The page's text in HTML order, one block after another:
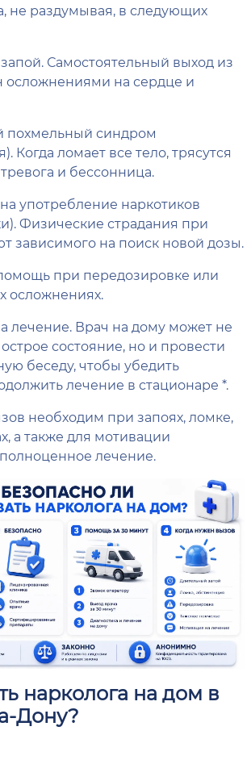
не раздумывая, в следующих
Самостоятельный выход из
осложнениями на сердце и
синдром
Когда ломает все тело, трясутся
и бессонница.
употребление наркотиков
Физические страдания при
зависимого на поиск новой дозы.
при передозировке или
осложнениях.
лечение. Врач на дому может не
состояние, но и провести
беседу, чтобы убедить
лечение в стационаре *.
необходим при запоях, ломке,
а также для мотивации
лечение.
нарколога на дом в
Дону?